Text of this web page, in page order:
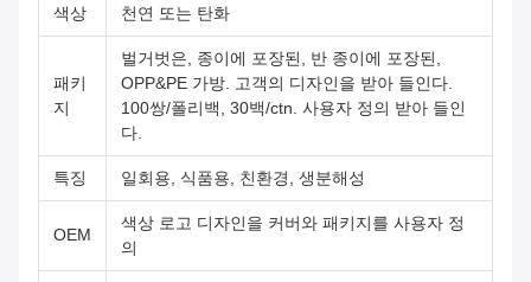
색상 천연 또는 탄화
패키
지
벌거벗은, 종이에 포장된, 반 종이에 포장된,
OPP&PE 가방. 고객의 디자인을 받아 들인다.
100쌍/폴리백, 30백/ctn. 사용자 정의 받아 들인
다.
특징 일회용, 식품용, 친환경, 생분해성
OEM
색상 로고 디자인을 커버와 패키지를 사용자 정
의